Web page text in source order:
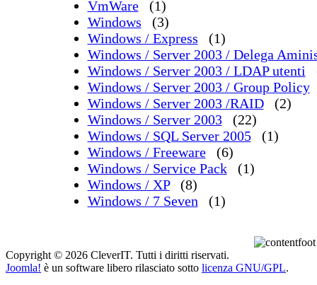
VmWare
(1)
Windows
(3)
Windows / Express
(1)
Windows / Server 2003 / Delega
Windows / Server 2003 / LDAP utenti
Windows / Server 2003 / Group Policy
Windows / Server 2003 /RAID
(2)
Windows / Server 2003
(22)
Windows / SQL Server 2005
(1)
Windows / Freeware
(6)
Windows / Service Pack
(1)
Windows / XP
(8)
Windows / 7 Seven
(1)
Copyright © 2026 CleverIT. Tutti i diritti riservati.
Joomla! è un software libero rilasciato sotto licenza GNU/GPL.